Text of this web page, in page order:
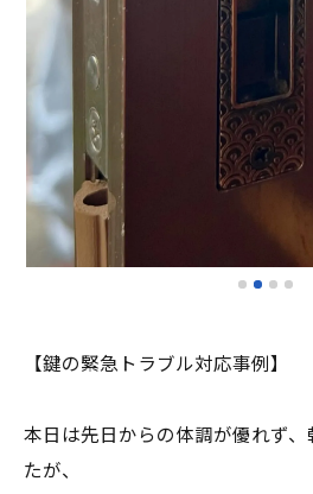
【鍵の緊急トラブル対応事例】
本日は先日からの体調が優れず
たが、